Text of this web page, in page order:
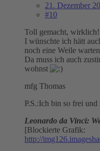
21. Dezember
#10
Toll gemacht, wirklich!
I wünschte ich hätt
noch eine Weile
Da muss ich auch
wohnst
mfg Thomas
P.S.:Ich bin so frei
Leonardo da Vinci:
[Blockierte Grafik:
http://